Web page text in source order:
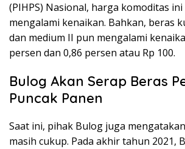
(PIHPS) Nasional, harga komoditas
mengalami kenaikan. Bahkan, beras
dan medium II pun mengalami
persen dan 0,86 persen atau Rp 100.
Bulog Akan Serap Beras
Puncak Panen
Saat ini, pihak Bulog juga
masih cukup. Pada akhir tahun 2021,